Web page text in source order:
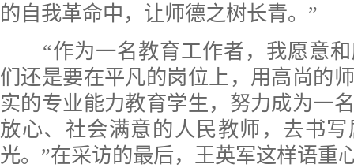
的自我革命中，让师德之树长青。”
“作为一名教育工作者，我愿意和
们还是要在平凡的岗位上，用高尚的
实的专业能力教育学生，努力成为一
放心、社会满意的人民教师，去书
光。”在采访的最后，王英军这样语重